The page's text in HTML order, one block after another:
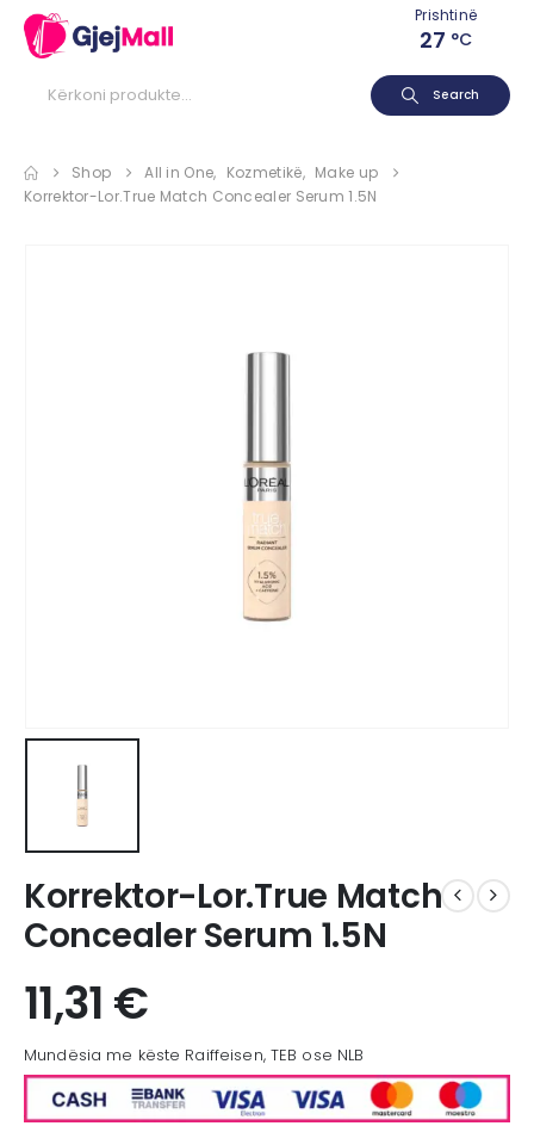
Prishtinë
27 °C
Search
Shop All in One, Kozmetikë, Make up
Korrektor-Lor.True Match Concealer Serum 1.5N
Korrektor-Lor.True Match
Concealer Serum 1.5N
11,31 €
Mundësia me këste Raiffeisen, TEB ose NLB